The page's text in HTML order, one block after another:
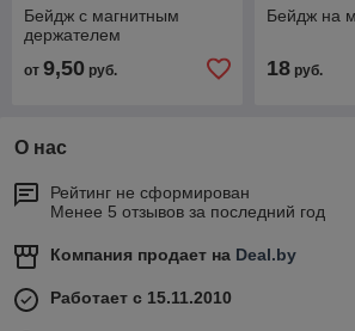
Бейдж с магнитным
держателем
от 9,50 руб.
Бейдж на
18руб.
О нас
Рейтинг не сформирован
Менее 5 отзывов за последний год
Компания продает на Deal.by
Работает с 15.11.2010